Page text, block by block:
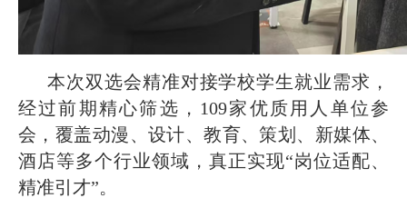
本次双选会精准对接学校学生就业需求，
经过前期精心筛选，109家优质用人单位参
会，覆盖动漫、设计、教育、策划、新媒体、
酒店等多个行业领域，真正实现“岗位适配、
精准引才”。